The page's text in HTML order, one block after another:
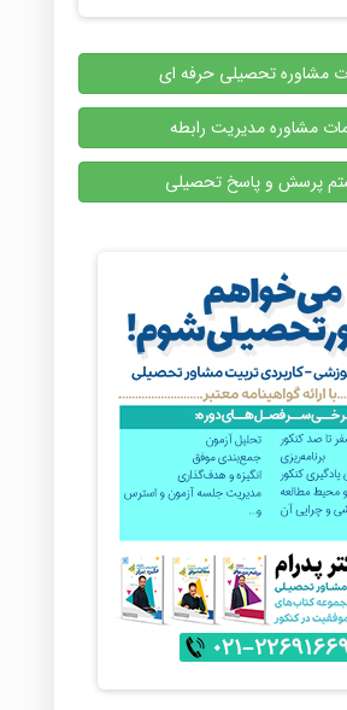
مشاوره تحصیلی حرفه ای
مشاوره مدیریت رابطه
پرسش و پاسخ تحصیلی